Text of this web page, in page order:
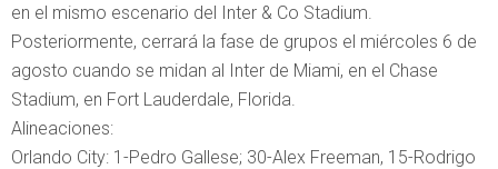
en el mismo escenario del Inter & Co Stadium.
Posteriormente, cerrará la fase de grupos el miércoles 6 de
agosto cuando se midan al Inter de Miami, en el Chase
Stadium, en Fort Lauderdale, Florida.
Alineaciones:
Orlando City: 1-Pedro Gallese; 30-Alex Freeman, 15-Rodrigo